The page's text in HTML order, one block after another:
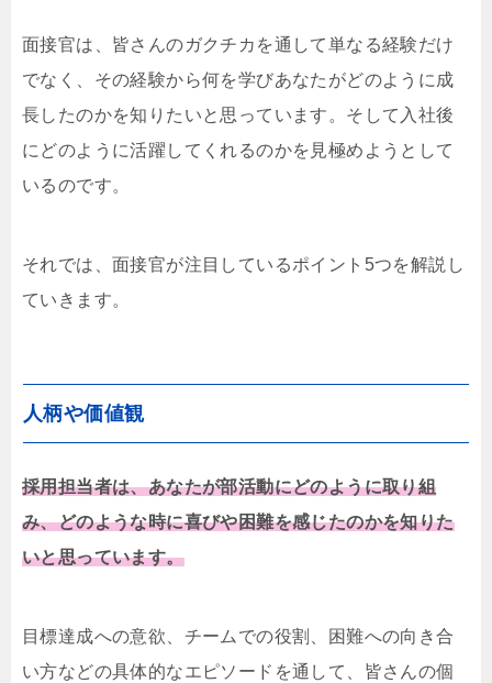
面接官は、皆さんのガクチカを通して単なる経験だけ
でなく、その経験から何を学びあなたがどのように成
長したのかを知りたいと思っています。そして入社後
にどのように活躍してくれるのかを見極めようとして
いるのです。
それでは、面接官が注目しているポイント5つを解説し
ていきます。
人柄や価値観
採用担当者は、あなたが部活動にどのように取り組
み、どのような時に喜びや困難を感じたのかを知りた
いと思っています。
目標達成への意欲、チームでの役割、困難への向き合
い方などの具体的なエピソードを通して、皆さんの個